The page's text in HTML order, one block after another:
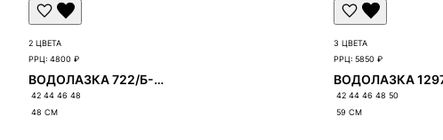
2 ЦВЕТА
РРЦ:4800 ₽
ВОДОЛАЗКА 722/Б-722
42 44 46 48
48 СМ
3 ЦВЕТА
РРЦ:5850 ₽
42 44 46 48 50
59 СМ